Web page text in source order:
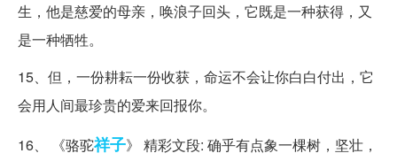
生，他是慈爱的母亲，唤浪子回头，它既是一种获得，又
是一种牺牲。
15、但，一份耕耘一份收获，命运不会让你白白付出，它
会用人间最珍贵的爱来回报你。
16、 《骆驼祥子》 精彩文段: 确乎有点象一棵树，坚壮，